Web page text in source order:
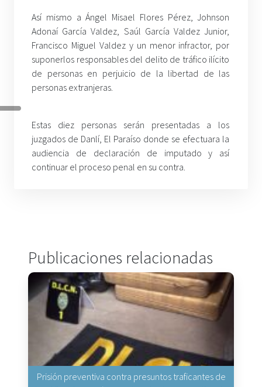
Así mismo a Ángel Misael Flores Pérez, Johnson
Adonaí García Valdez, Saúl García Valdez Junior,
Francisco Miguel Valdez y un menor infractor, por
suponerlos responsables del delito de tráfico ilícito
de personas en perjuicio de la libertad de las
personas extranjeras.
Estas diez personas serán presentadas a los
juzgados de Danlí, El Paraíso donde se efectuara la
audiencia de declaración de imputado y así
continuar el proceso penal en su contra.
Publicaciones relacionadas
Prisión preventiva contra presuntos traficantes de